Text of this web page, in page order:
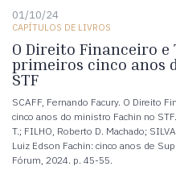
01/10/24
CAPÍTULOS DE LIVROS
O Direito Financeiro
primeiros cinco anos
STF
SCAFF, Fernando Facury. O Direito
cinco anos do ministro Fachin no
T.; FILHO, Roberto D. Machado;
Luiz Edson Fachin: cinco anos de
Fórum, 2024. p. 45-55.